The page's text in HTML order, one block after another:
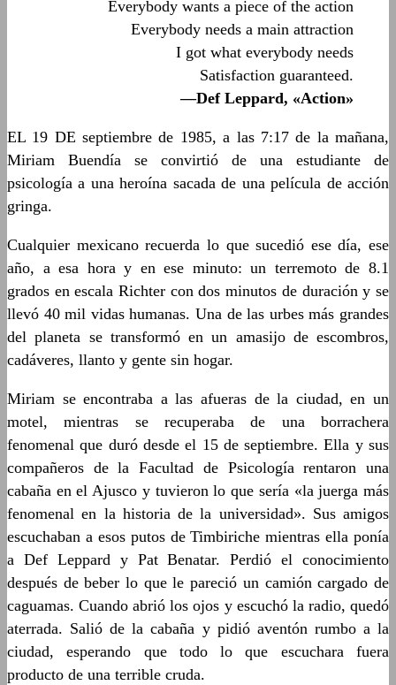
Everybody wants a piece of the action
Everybody needs a main attraction
I got what everybody needs
Satisfaction guaranteed.
—Def Leppard, «Action»
EL 19 DE septiembre de 1985, a las 7:17 de la mañana,
Miriam Buendía se convirtió de una estudiante de
psicología a una heroína sacada de una película de acción
gringa.
Cualquier mexicano recuerda lo que sucedió ese día, ese
año, a esa hora y en ese minuto: un terremoto de 8.1
grados en escala Richter con dos minutos de duración y se
llevó 40 mil vidas humanas. Una de las urbes más grandes
del planeta se transformó en un amasijo de escombros,
cadáveres, llanto y gente sin hogar.
Miriam se encontraba a las afueras de la ciudad, en un
motel, mientras se recuperaba de una borrachera
fenomenal que duró desde el 15 de septiembre. Ella y sus
compañeros de la Facultad de Psicología rentaron una
cabaña en el Ajusco y tuvieron lo que sería «la juerga más
fenomenal en la historia de la universidad». Sus amigos
escuchaban a esos putos de Timbiriche mientras ella ponía
a Def Leppard y Pat Benatar. Perdió el conocimiento
después de beber lo que le pareció un camión cargado de
caguamas. Cuando abrió los ojos y escuchó la radio, quedó
aterrada. Salió de la cabaña y pidió aventón rumbo a la
ciudad, esperando que todo lo que escuchara fuera
producto de una terrible cruda.